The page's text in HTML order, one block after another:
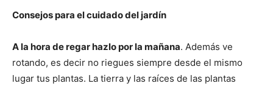
Consejos para el cuidado del jardín
A la hora de regar hazlo por la mañana. Además ve
rotando, es decir no riegues siempre desde el mismo
lugar tus plantas. La tierra y las raíces de las plantas